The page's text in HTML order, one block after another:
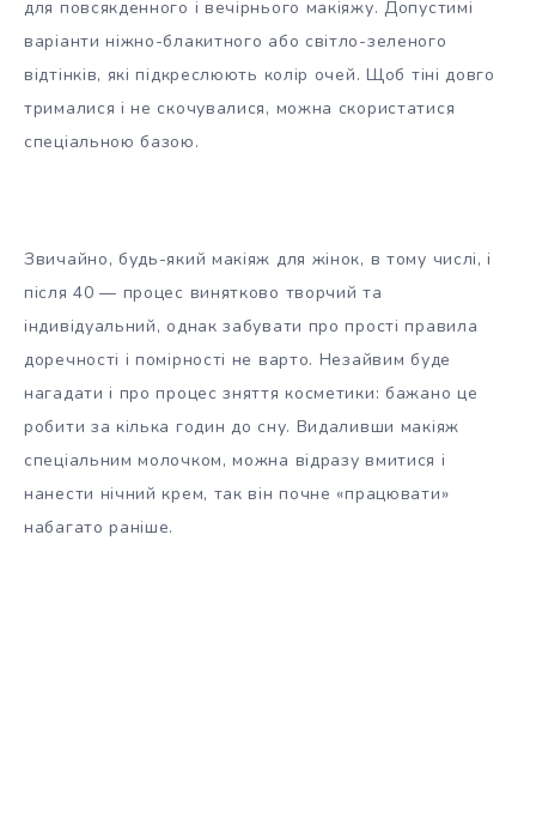
для повсякденного і вечірнього макіяжу. Допустимі
варіанти ніжно-блакитного або світло-зеленого
відтінків, які підкреслюють колір очей. Щоб тіні довго
трималися і не скочувалися, можна скористатися
спеціальною базою.
Звичайно, будь-який макіяж для жінок, в тому числі, і
після 40 — процес винятково творчий та
індивідуальний, однак забувати про прості правила
доречності і помірності не варто. Незайвим буде
нагадати і про процес зняття косметики: бажано це
робити за кілька годин до сну. Видаливши макіяж
спеціальним молочком, можна відразу вмитися і
нанести нічний крем, так він почне «працювати»
набагато раніше.